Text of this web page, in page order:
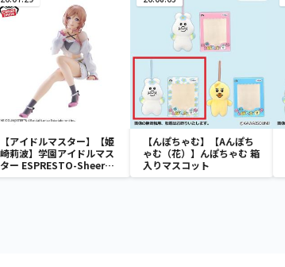
【アイドルマスター】【姫
崎莉波】学園アイドルマス
ター ESPRESTO-Sheer
frills-姫崎莉波
【んぽちゃむ】【Aんぽち
ゃむ（花）】んぽちゃむ 箱
入りマスコット